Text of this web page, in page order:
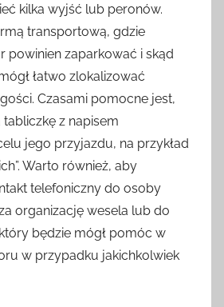
kilka wyjść lub peronów.
transportową, gdzie
powinien zaparkować i skąd
łatwo zlokalizować
Czasami pomocne jest,
z napisem
jego przyjazdu, na przykład
Warto również, aby
telefoniczny do osoby
organizację wesela lub do
będzie mógł pomóc w
w przypadku jakichkolwiek